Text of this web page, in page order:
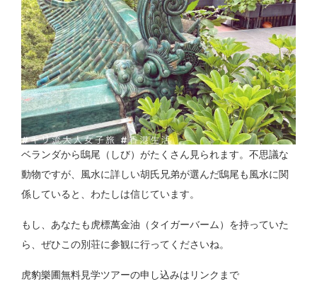
ベランダから鴟尾（しび）がたくさん見られます。不思議な
動物ですが、風水に詳しい胡氏兄弟が選んだ鴟尾も風水に関
係していると、わたしは信じています。
もし、あなたも虎標萬金油（タイガーバーム）を持っていた
ら、ぜひこの別荘に参観に行ってくださいね。
虎豹樂圃無料見学ツアーの申し込みはリンクまで